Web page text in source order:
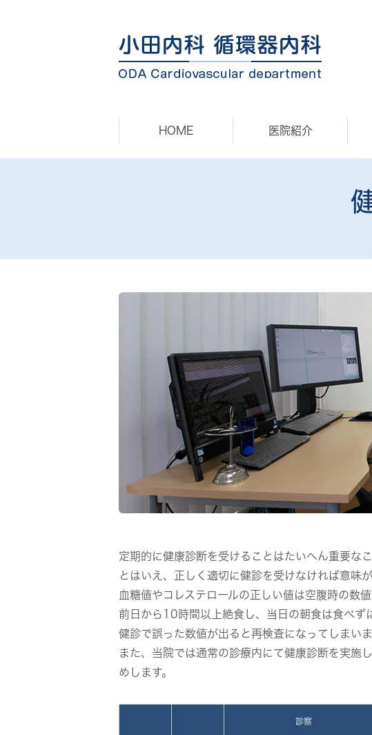
HOME 医院紹介
定期的に健康診断を受けることはたいへん重要なこ
とはいえ、正しく適切に健診を受けなければ意味が
血糖値やコレステロールの正しい値は空腹時の数
前日から10時間以上絶食し、当日の朝食は食べ
健診で誤った数値が出ると再検査になってしまい
また、当院では通常の診療内にて健康診断を実施
めします。
診察